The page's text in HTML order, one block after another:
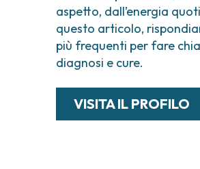
aspetto, dall’energia
questo articolo,
più frequenti per fare
diagnosi e cure.
VISITA IL PROFILO